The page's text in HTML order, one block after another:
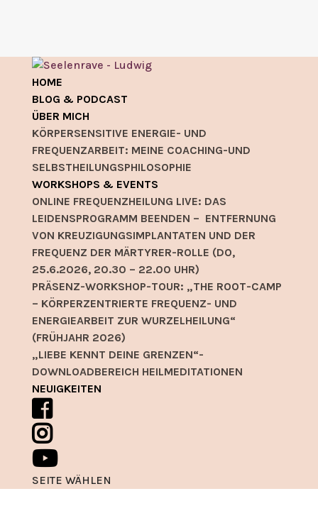
HOME
BLOG & PODCAST
ÜBER MICH
KÖRPERSENSITIVE ENERGIE- UND
FREQUENZARBEIT: MEINE COACHING-UND
SELBSTHEILUNGSPHILOSOPHIE
WORKSHOPS & EVENTS
ONLINE FREQUENZHEILUNG LIVE: DAS
LEIDENSPROGRAMM BEENDEN – ENTFERNUNG
VON KREUZIGUNGSIMPLANTATEN UND DER
FREQUENZ DER MÄRTYRER-ROLLE (DO,
25.6.2026, 20.30 – 22.00 UHR)
PRÄSENZ-WORKSHOP-TOUR: „THE ROOT-CAMP
– KÖRPERZENTRIERTE FREQUENZ- UND
ENERGIEARBEIT ZUR WURZELHEILUNG“
(FRÜHJAHR 2026)
„LIEBE KENNT DEINE GRENZEN“-
DOWNLOADBEREICH HEILMEDITATIONEN
NEUIGKEITEN
SEITE WÄHLEN